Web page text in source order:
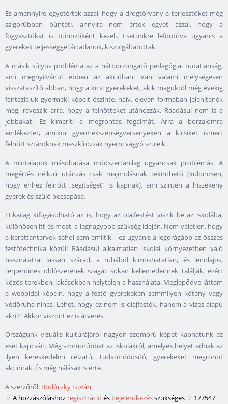
És amennyire egyetértek azzal, hogy a drogtörvény a terjesztőket még
szigorúbban bünteti, annyira nem értek egyet azzal, hogy a
fogyasztókat is bűnözőként kezeli. Esetünkre lefordítva ugyanis a
gyerekek teljességgel ártatlanok, kiszolgáltatottak.
A másik súlyos probléma az a hátborzongató pedagógiai tudatlanság,
ami megnyilvánul ebben az akcióban. Van valami mélységesen
visszataszító abban, hogy a kicsi gyerekeket, akik maguktól még évekig
fantáziájuk gyermeki képeit őszinte, naiv, eleven formában jelenítenék
meg, ráveszik arra, hogy a felnőtteket utánozzák. Ráadásul nem is a
jobbakat. Ez kimeríti a megrontás fogalmát. Arra a borzalomra
emlékeztet, amikor gyermekszépségversenyeken a kicsiket ismert
felnőtt sztároknak maszkírozzák nyerni vágyó szüleik.
A mintalapok másoltatása módszertanilag ugyancsak problémás. A
megértés nélküli utánzás csak majmolásnak tekinthető (különösen,
hogy ehhez felnőtt „segítséget” is kapnak), ami szintén a hiszékeny
gyerek és szülő becsapása.
Etikailag kifogásolható az is, hogy az olajfestést viszik be az iskolába,
különösen itt és most, a legnagyobb szükség idején. Nem véletlen, hogy
a kerettantervek sehol sem említik – ez ugyanis a legdrágább az összes
festőtechnika közül! Ráadásul alkalmatlan iskolai környezetben való
használatra: lassan szárad, a ruhából kimoshatatlan, és lenolajos,
terpentines oldószerének szagát sokan kellemetlennek találják, ezért
közös terekben, lakásokban helytelen a használata. Meglepődve láttam
a weboldal képein, hogy a festő gyerekeken semmilyen kötény vagy
védőruha nincs. Lehet, hogy ez nem is olajfesték, hanem a vizes alapú
akril? Akkor viszont ez is átverés.
Országunk vizuális kultúrájáról nagyon szomorú képet kaphatunk az
eset kapcsán. Még szomorúbbat az iskolákról, amelyek helyet adnak az
ilyen kereskedelmi célzatú, tudatmódosító, gyerekeket megrontó
akciónak. És még hálásak is érte.
A szerzőről: Bodóczky István
A hozzászóláshoz regisztráció és bejelentkezésszükséges
177547